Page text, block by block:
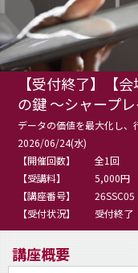
【受付終了】【
の鍵 ～シャープ
データの価値を最大化し、
2026/06/24(水)
【開催回数】
全1回
【受講料】
5,000円
【講座番号】
26SSC05
【受付状況】
受付終了
講座概要